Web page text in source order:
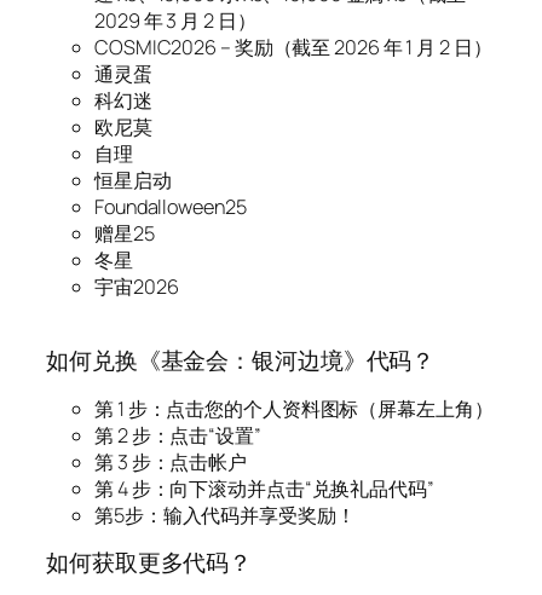
2029 年 3 月 2 日）
COSMIC2026 – 奖励（截至 2026 年 1 月 2 日）
通灵蛋
科幻迷
欧尼莫
自理
恒星启动
Foundalloween25
赠星25
冬星
宇宙2026
如何兑换《基金会：银河边境》代码？
第 1 步：点击您的个人资料图标（屏幕左上角）
第 2 步：点击“设置”
第 3 步：点击帐户
第 4 步：向下滚动并点击“兑换礼品代码”
第5步：输入代码并享受奖励！
如何获取更多代码？